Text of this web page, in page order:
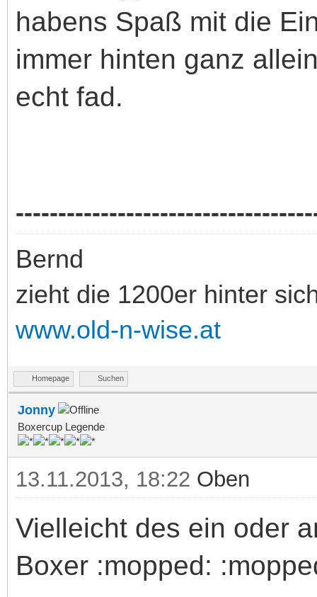
habens Spaß mit die
immer hinten ganz
echt fad.
Bernd
zieht die 1200er hinter
www.old-n-wise.at
Homepage Suchen
Jonny
Boxercup Legende
13.11.2013, 18:22 Oben
Vielleicht des ein oder
Boxer :mopped: